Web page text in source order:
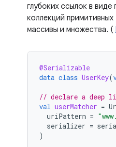
глубоких ссылок в
коллекций примитивных
массивы и множества. (
@Serializable
data class UserKey(
// declare a deep
val userMatcher =
uriPattern =
serializer =
)